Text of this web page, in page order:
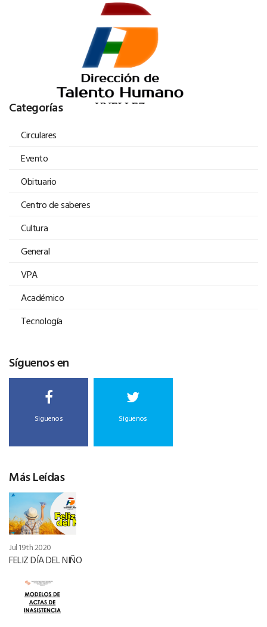
Categorías
Circulares
Evento
Obituario
Centro de saberes
Cultura
General
VPA
Académico
Tecnología
Síguenos en
Siguenos Siguenos
Más Leídas
Jul 19th 2020
FELIZ DÍA DEL NIÑO